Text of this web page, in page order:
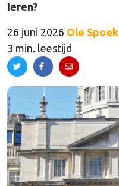
Ieren?
26 juni 2026 Ole Spoek
3 min. leestijd